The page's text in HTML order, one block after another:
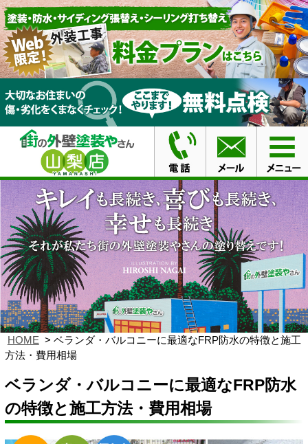
HOME
ベランダ・バルコニーに最適なFRP防水の特徴と施工
方法・費用相場
ベランダ・バルコニーに最適なFRP防水
の特徴と施工方法・費用相場